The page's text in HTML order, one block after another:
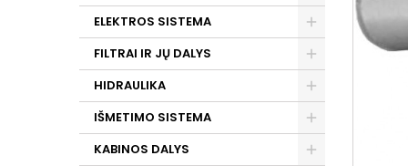
ELEKTROS SISTEMA
FILTRAI IR JŲ DALYS
HIDRAULIKA
IŠMETIMO SISTEMA
KABINOS DALYS